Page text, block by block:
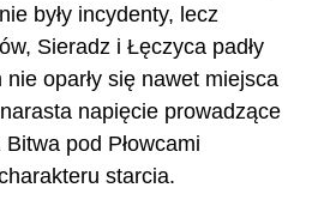
były incydenty, lecz
Sieradz i Łęczyca padły
oparły się nawet miejsca
napięcie prowadzące
pod Płowcami
starcia.